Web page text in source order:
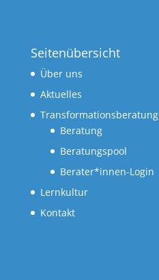
Seitenübersicht
Über uns
Aktuelles
Transformationsberatung
Beratung
Beratungspool
Berater*innen-Login
Lernkultur
Kontakt